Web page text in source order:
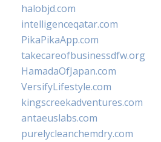
halobjd.com
intelligenceqatar.com
PikaPikaApp.com
takecareofbusinessdfw.org
HamadaOfJapan.com
VersifyLifestyle.com
kingscreekadventures.com
antaeuslabs.com
purelycleanchemdry.com